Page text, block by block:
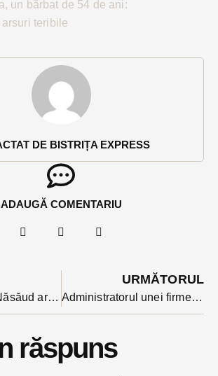
DE BISTRIȚA EXPRESS
ADAUGĂ COMENTARIU
un bărbat de 54 de ani:
arsuri teribile
UDMR Bistrița-Năsăud are astăzi alegeri interne. Kelemen Hunor participă la eveniment
URMĂTORUL
Administratorul unei firme din Bistrița, condamnat pentru furt calificat după ce a vândut unui abator 11 vaci care nu-i aparțineau.
răspuns